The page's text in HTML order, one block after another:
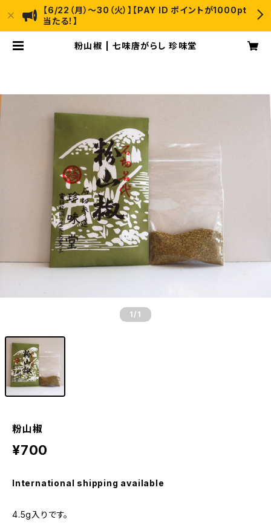
【6/22（月）〜30（火）】【PAY ID ポイントが1000pt
当たる！】
粉山椒 | 七味唐がらし 珍味堂
1 /1
粉山椒
¥700
International shipping available
4.5g入りです。